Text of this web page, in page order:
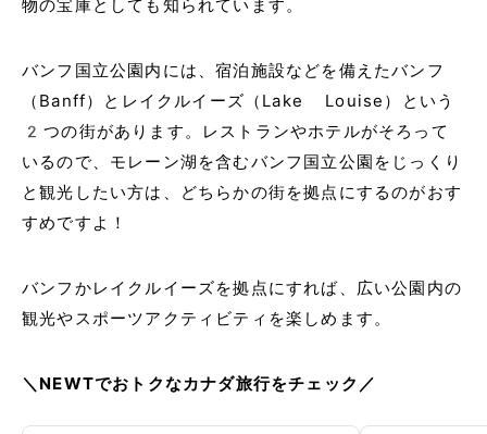
物の宝庫としても知られています。
バンフ国立公園内には、宿泊施設などを備えたバンフ
（Banff）とレイクルイーズ（Lake Louise）という
2つの街があります。レストランやホテルがそろって
いるので、モレーン湖を含むバンフ国立公園をじっくり
と観光したい方は、どちらかの街を拠点にするのがおす
すめですよ！
バンフかレイクルイーズを拠点にすれば、広い公園内の
観光やスポーツアクティビティを楽しめます。
＼NEWTでおトクなカナダ旅行をチェック／